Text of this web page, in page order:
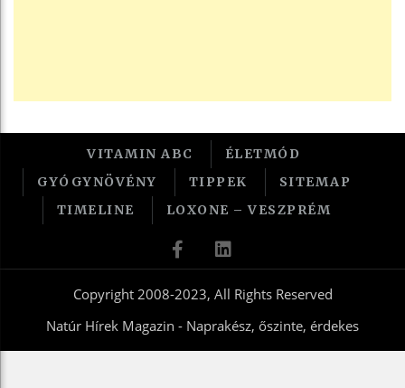
VITAMIN ABC
ÉLETMÓD
GYÓGYNÖVÉNY
TIPPEK
SITEMAP
TIMELINE
LOXONE – VESZPRÉM
Copyright 2008-2023, All Rights Reserved
Natúr Hírek Magazin - Naprakész, őszinte, érdekes